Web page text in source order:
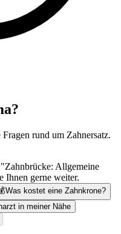
rund um Zahnersatz.
Allgemeine
Ihnen gerne weiter.
Was kostet eine Zahnkrone?
in meiner Nähe